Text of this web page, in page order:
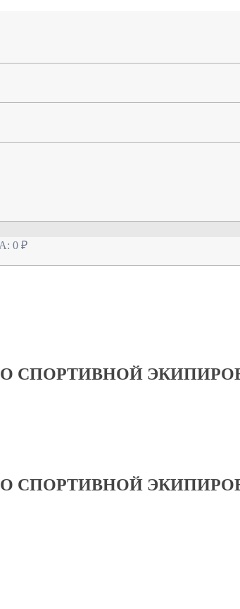
0 ₽
СПОРТИВНОЙ
СПОРТИВНОЙ